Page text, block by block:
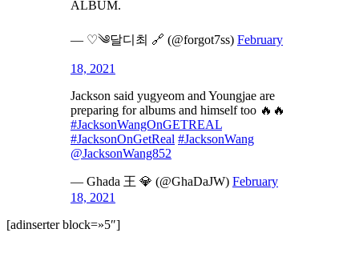
ALBUM.
— ♡༄달디최 🔗 (@forgot7ss) February
18, 2021
Jackson said yugyeom and Youngjae are
preparing for albums and himself too 🔥🔥
#JacksonWangOnGETREAL
#JacksonOnGetReal #JacksonWang
@JacksonWang852
— Ghada 王 💎 (@GhaDaJW) February
18, 2021
[adinserter block=»5″]